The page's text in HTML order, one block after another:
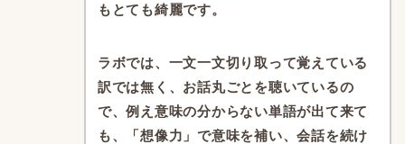
もとても綺麗です。
ラボでは、 一文一文切り取って覚えている
訳では無く、 お話丸ごとを聴いているの
で、例え意味の分からない単語が出て来て
も、
「想像力」で意味を補い、会話を続け